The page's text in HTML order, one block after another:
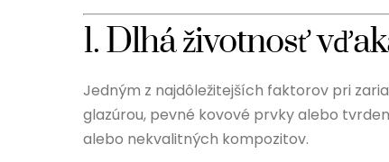
1. Dlhá životnosť
Jedným z najdôležitejších faktorov pri
glazúrou, pevné kovové prvky alebo
alebo nekvalitných kompozitov.